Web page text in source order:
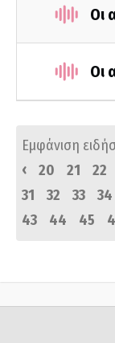
Οι
Οι
Εμφάνιση
‹
20 21 22
31
32 33 34
43
44 45